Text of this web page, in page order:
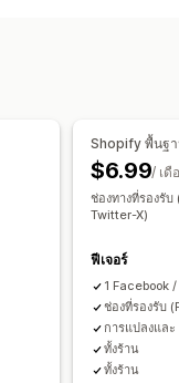
Shopify พื้นฐ
$6.99/ เดื
ช่องทางที่รองรั
Twitter-X)
ฟีเจอร์
1 Facebook
ช่องที่รองรับ
การแปลงและ
ทั้งร้าน
ทั้งร้าน